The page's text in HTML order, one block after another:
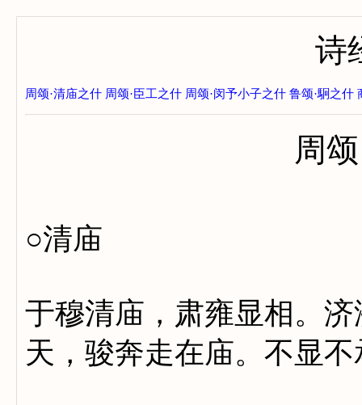
诗
周颂·清庙之什 周颂·臣工之什 周颂·闵予小子之什 鲁颂·駉之什
周
○清庙
于穆清庙，肃雍显相。
天，骏奔走在庙。不显